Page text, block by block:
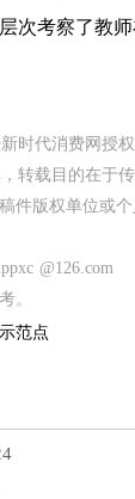
次考察了教
时代消费网授
转载目的在于
件版权单位或
@126.com
。
范点